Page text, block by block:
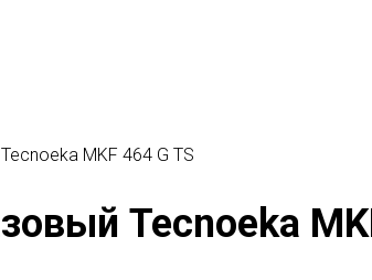
MKF 464 G TS
Tecnoeka